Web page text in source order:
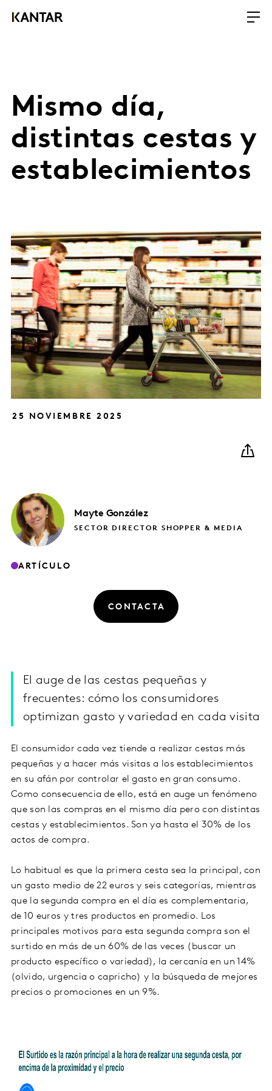
Mismo día,
distintas cestas y
establecimientos
25 NOVIEMBRE 2025
Mayte González
SECTOR DIRECTOR SHOPPER & MEDIA
ARTÍCULO
CONTACTA
El auge de las cestas pequeñas y
frecuentes: cómo los consumidores
optimizan gasto y variedad en cada visita
El consumidor cada vez tiende a realizar cestas más
pequeñas y a hacer más visitas a los establecimientos
en su afán por controlar el gasto en gran consumo.
Como consecuencia de ello, está en auge un fenómeno
que son las compras en el mismo día pero con distintas
cestas y establecimientos. Son ya hasta el 30% de los
actos de compra.
Lo habitual es que la primera cesta sea la principal, con
un gasto medio de 22 euros y seis categorías, mientras
que la segunda compra en el día es complementaria,
de 10 euros y tres productos en promedio. Los
principales motivos para esta segunda compra son el
surtido en más de un 60% de las veces (buscar un
producto específico o variedad), la cercanía en un 14%
(olvido, urgencia o capricho) y la búsqueda de mejores
precios o promociones en un 9%.